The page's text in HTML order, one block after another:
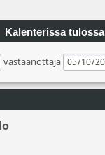
Kalenterissa tulossa
vastaanottaja